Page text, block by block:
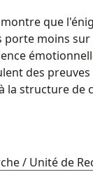
que
porte moins
des
la structure de
/ Unité de